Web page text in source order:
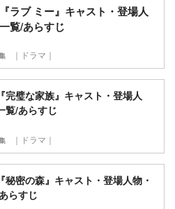
ラブ ミー』キャスト・登場人
覧/あらすじ
｜ドラマ｜
完璧な家族』キャスト・登場人
覧/あらすじ
｜ドラマ｜
秘密の森』キャスト・登場人物・
らすじ